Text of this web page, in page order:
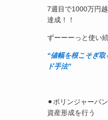
7週目で1000万円
達成！！
ずーーーっと使い
“値幅を根こそぎ
ド手法”
⚫︎ボリンジャーバ
資産形成を行う